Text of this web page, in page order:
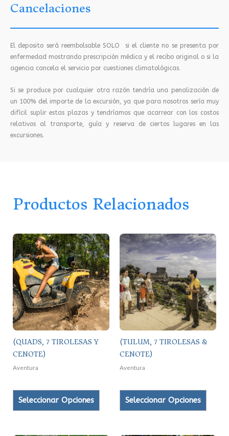
Cancelaciones
El deposito será reembolsable SOLO si el cliente no se presenta por
enfermedad mostrando prescripción médica y el recibo original o si la
agencia cancela el servicio por cuestiones climatológicas.
Si se produce por cualquier otra razón tendría una penalización de
un 100% del importe de la excursión, ya que para nosotros sería muy
difícil suplir estas plazas y tendríamos que acarrear con los costos
relativos al transporte, guía y reserva de ciertos lugares en las
excursiones.
Productos Relacionados
(QUADS, 7 TIROLESAS Y
CENOTE)
Aventura
Seleccionar Opciones
Este
producto
tiene
múltiples
variantes.
Las
opciones
se
pueden(TULUM, 7 TIROLESAS &
CENOTE)
Aventura
Seleccionar Opciones
Este
tiene
Las
se
pueden